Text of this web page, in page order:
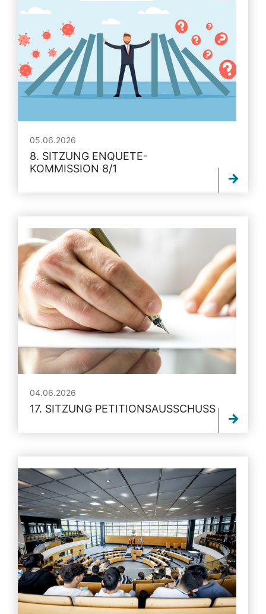
05.06.2026
8. SITZUNG ENQUETE-
KOMMISSION 8/1
04.06.2026
17. SITZUNG PETITIONSAUSSCHUSS